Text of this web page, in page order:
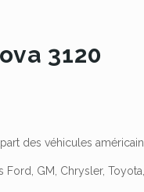
3120
des véhicules
Ford, GM, Chrysler,